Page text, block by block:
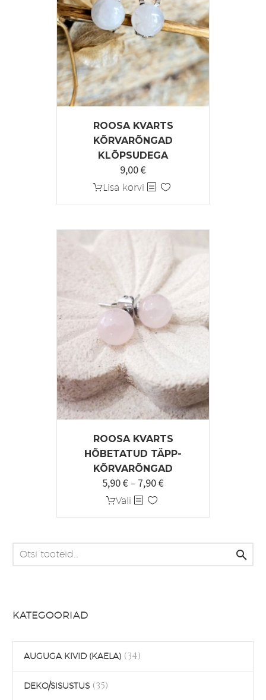
ROOSA KVARTS
KÕRVARÕNGAD
KLÕPSUDEGA
9,00€
Lisa korvi
ROOSA KVARTS
HÕBETATUD TÄPP-
KÕRVARÕNGAD
5,90€ – 7,90€Hinnavahemik:
Vali Sellel
tootel
mitu

KATEGOORIAD
AUGUGA KIVID (KAELA) (34)
DEKO/SISUSTUS (35)